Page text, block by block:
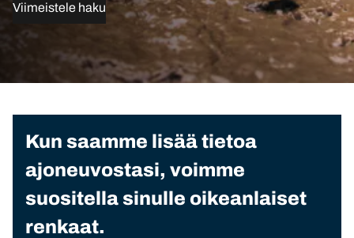
Viimeistele haku
Kun saamme lisää tietoa
ajoneuvostasi, voimme
suositella sinulle oikeanlaiset
renkaat.